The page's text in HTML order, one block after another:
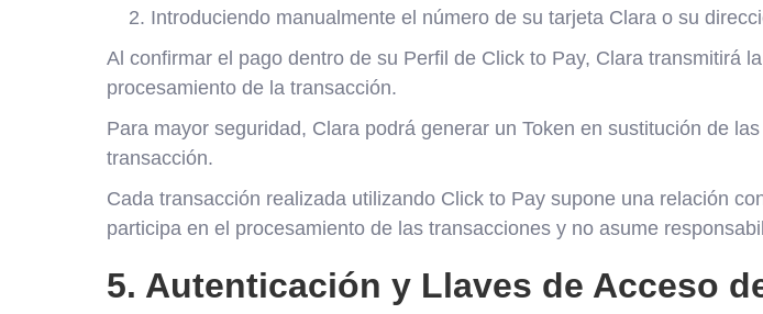
Introduciendo manualmente el número de su tarjeta Clara o su
Al confirmar el pago dentro de su Perfil de Click to Pay, Clara transmitirá
procesamiento de la transacción.
Para mayor seguridad, Clara podrá generar un Token en sustitución de
transacción.
Cada transacción realizada utilizando Click to Pay supone una relación
participa en el procesamiento de las transacciones y no asume
5. Autenticación y Llaves de Acceso